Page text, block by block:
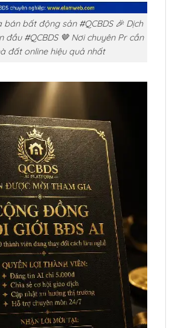
bất động sản #QCBDS 🎉 Dịch
đầu #QCBDS 🤎 Nơi chuyên Pr cần
đất online hiệu quả nhất